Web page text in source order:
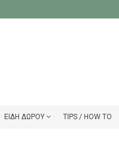
ΕΊΔΗ ΔΏΡΟΥ TIPS / HOW TO